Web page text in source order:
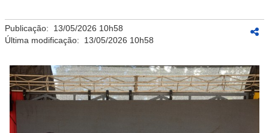
Publicação: 13/05/2026 10h58
Última modificação: 13/05/2026 10h58